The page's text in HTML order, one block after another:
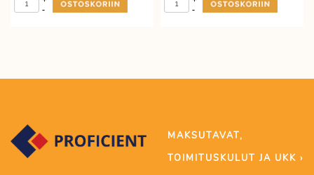
- -
MAKSUTAVAT,
TOIMITUSKULUT JA UKK ›